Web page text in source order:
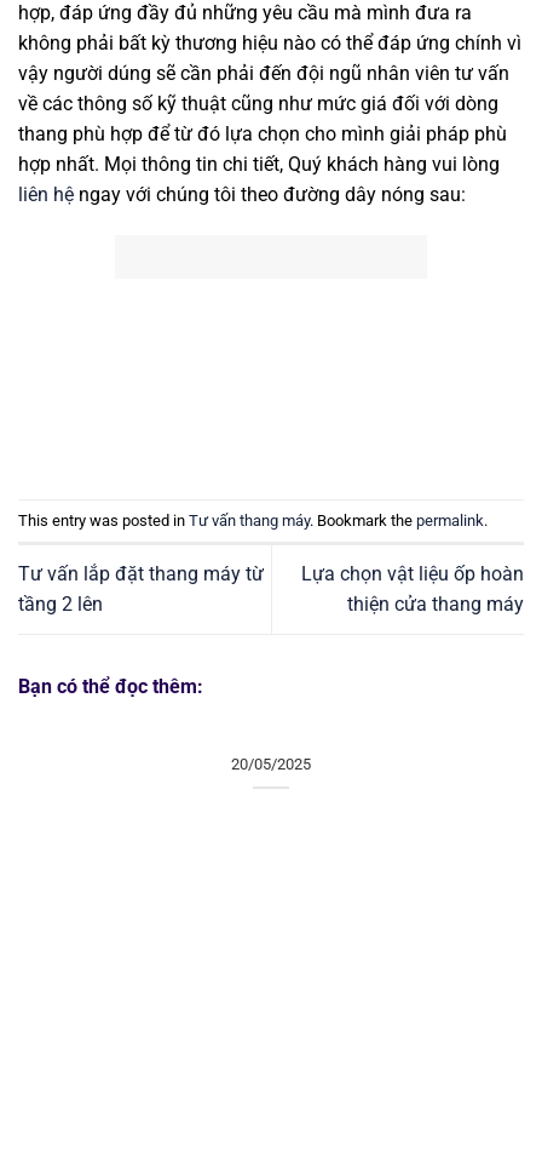
hợp, đáp ứng đầy đủ những yêu cầu mà mình đưa ra
không phải bất kỳ thương hiệu nào có thể đáp ứng chính vì
vậy người dúng sẽ cần phải đến đội ngũ nhân viên tư vấn
về các thông số kỹ thuật cũng như mức giá đối với dòng
thang phù hợp để từ đó lựa chọn cho mình giải pháp phù
hợp nhất. Mọi thông tin chi tiết, Quý khách hàng vui lòng
liên hệ ngay với chúng tôi theo đường dây nóng sau:
This entry was posted in Tư vấn thang máy. Bookmark the permalink.
Tư vấn lắp đặt thang máy từ
tầng 2 lên
Lựa chọn vật liệu ốp hoàn
thiện cửa thang máy
Bạn có thể đọc thêm:
20/05/2025